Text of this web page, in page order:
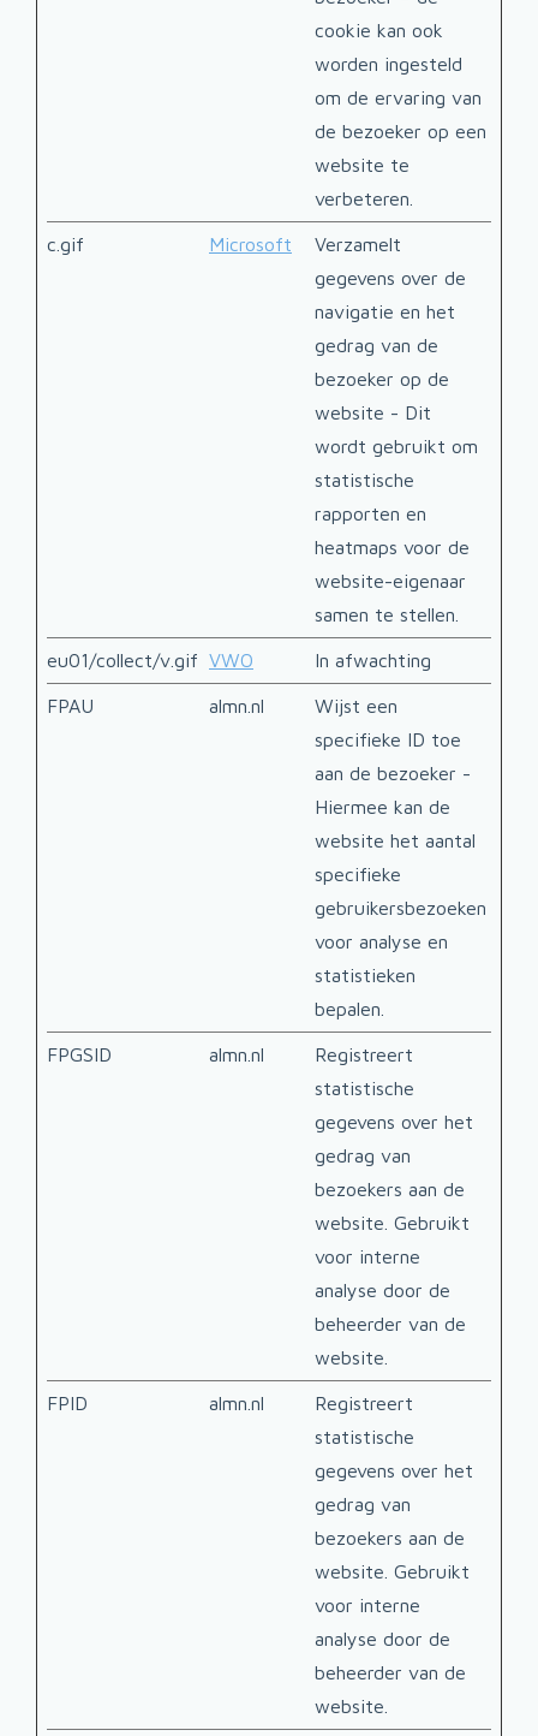
cookie kan ook
worden ingesteld
om de ervaring van
de bezoeker op een
website te
verbeteren.
c.gif Microsoft
Verzamelt
gegevens over de
navigatie en het
gedrag van de
bezoeker op de
website - Dit
wordt gebruikt om
statistische
rapporten en
heatmaps voor de
website-eigenaar
samen te stellen.
eu01/collect/v.gif VWO In afwachting
FPAU almn.nl
Wijst een
specifieke ID toe
aan de bezoeker -
Hiermee kan de
website het aantal
specifieke
gebruikersbezoeken
voor analyse en
statistieken
bepalen.
FPGSID almn.nl
Registreert
statistische
gegevens over het
gedrag van
bezoekers aan de
website. Gebruikt
voor interne
analyse door de
beheerder van de
website.
FPID almn.nl
Registreert
statistische
gegevens over het
gedrag van
bezoekers aan de
website. Gebruikt
voor interne
analyse door de
beheerder van de
website.